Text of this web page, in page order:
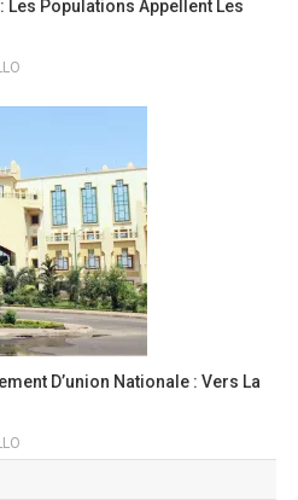
Les Populations Appellent Les
D’union Nationale : Vers La